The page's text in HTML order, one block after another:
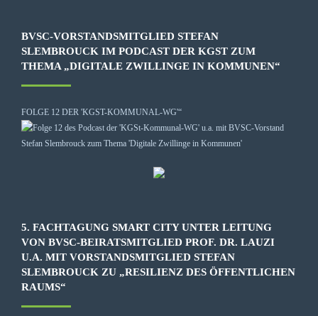
BVSC-VORSTANDSMITGLIED STEFAN
SLEMBROUCK IM PODCAST DER KGST ZUM
THEMA „DIGITALE ZWILLINGE IN KOMMUNEN“
FOLGE 12 DER 'KGST-KOMMUNAL-WG'“
5. FACHTAGUNG SMART CITY UNTER LEITUNG
VON BVSC-BEIRATSMITGLIED PROF. DR. LAUZI
U.A. MIT VORSTANDSMITGLIED STEFAN
SLEMBROUCK ZU „RESILIENZ DES ÖFFENTLICHEN
RAUMS“